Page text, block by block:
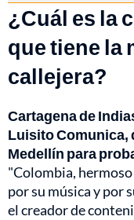
¿Cuál es la
que tiene la
callejera?
Cartagena de
Luisito Comunica,
Medellín para
"Colombia,
por su música y por
el creador de